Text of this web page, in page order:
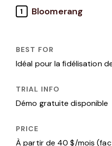
1 Bloomerang
Idéal pour la fidélisation
Démo gratuite disponible
À partir de 40 $/mois